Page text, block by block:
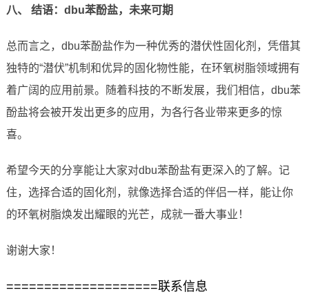
八、 结语：dbu苯酚盐，未来可期
总而言之，dbu苯酚盐作为一种优秀的潜伏性固化剂，凭借其
独特的“潜伏”机制和优异的固化物性能，在环氧树脂领域拥有
着广阔的应用前景。随着科技的不断发展，我们相信，dbu苯
酚盐将会被开发出更多的应用，为各行各业带来更多的惊
喜。
希望今天的分享能让大家对dbu苯酚盐有更深入的了解。记
住，选择合适的固化剂，就像选择合适的伴侣一样，能让你
的环氧树脂焕发出耀眼的光芒，成就一番大事业！
谢谢大家！
====================联系信息